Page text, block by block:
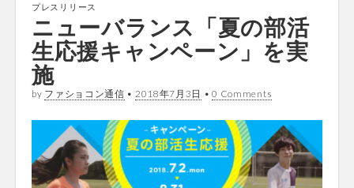
プレスリリース
ニューバランス「夏の部活
生応援キャンペーン」を実
施
by ファショコン通信 • 2018年7月3日 •0 Comments